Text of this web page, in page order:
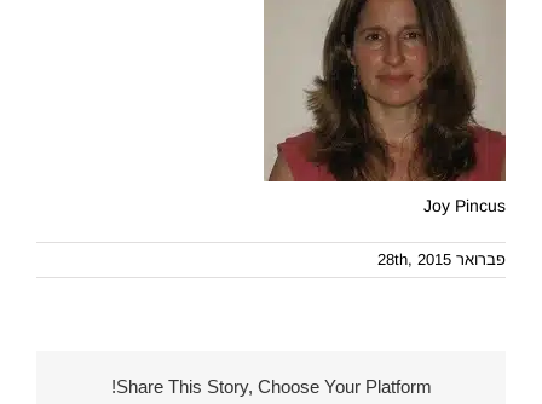
Joy Pincus
פברואר 28th, 2015
Share This Story, Choose Your Platform!